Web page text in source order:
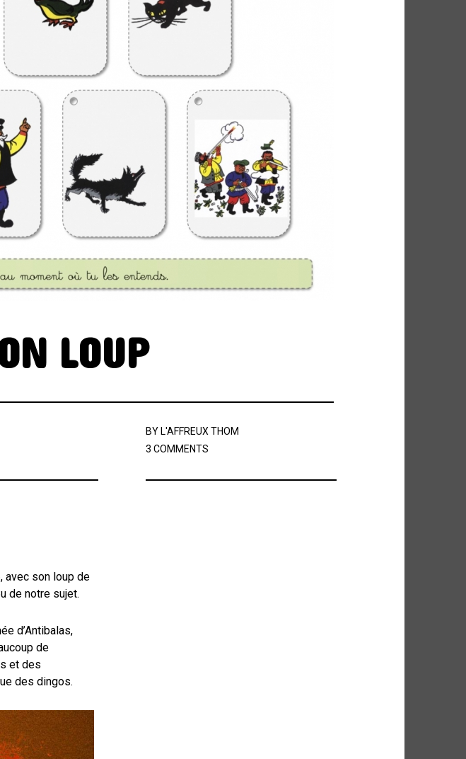
ELECTRONICA
FOLK FUNK FUNK SOUL
HIP HOP
INDIE
INSTRUMENTAL
JAZZ
METAL
MINIMALISME
NEW-WAVE NU SOUL PEOPLE
PLAYLIST
POP
POP ROCK RATTRAPAGE
ROCK
ROCK CALIFORNIEN
RYTHMN AND BLUES SERIES
SOCIÉTÉ
SONG OF THE WEEK
SOUL SOUNDTRACK OF MY LIFE
LOUP
BY L'AFFREUX THOM
3 COMMENTS
avec son loup de
de notre sujet.
d’Antibalas,
de
et des
des dingos.